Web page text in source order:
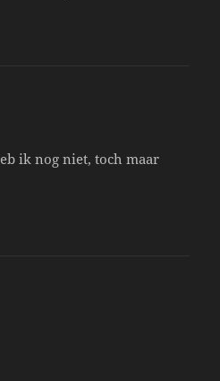
ik nog niet, toch maar